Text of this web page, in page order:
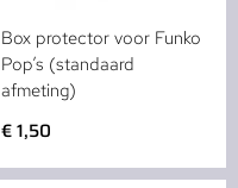
Box protector voor Funko
Pop’s (standaard
afmeting)
€1,50